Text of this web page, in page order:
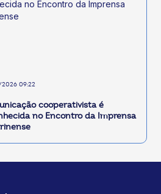
09:22
cooperativista é
no Encontro da Imprensa